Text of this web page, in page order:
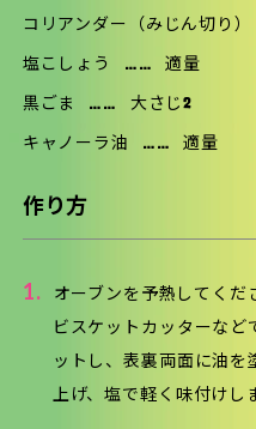
コリアンダー（みじん切り）
塩こしょう …… 適量
黒ごま …… 大さじ2
キャノーラ油 …… 適量
作り方
1.
オーブンを予熱してくだ
ビスケットカッターなど
ットし、表裏両面に油を
上げ、塩で軽く味付けし